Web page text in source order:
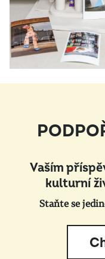
Vaším
kulturní
Staňte se